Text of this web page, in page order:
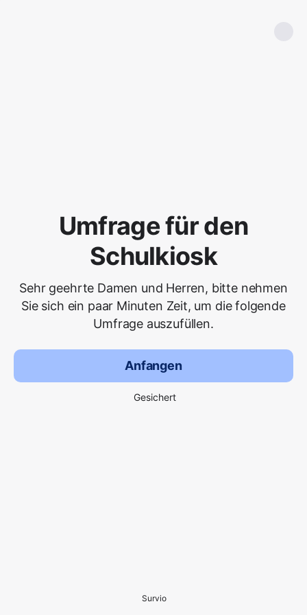
Umfrage für den
Schulkiosk
Sehr geehrte Damen und Herren, bitte nehmen
Sie sich ein paar Minuten Zeit, um die folgende
Umfrage auszufüllen.
Anfangen
Gesichert
Survio